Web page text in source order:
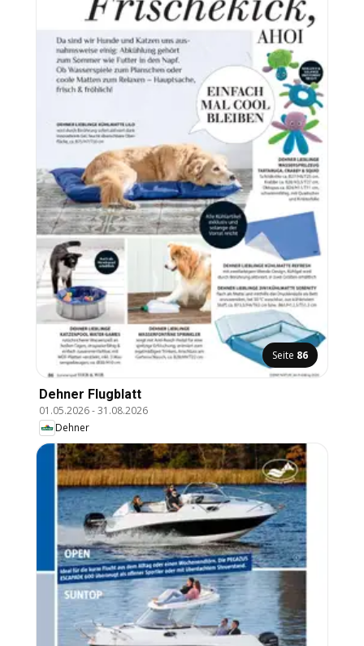
Seite 86
Dehner Flugblatt
01.05.2026-31.08.2026
Dehner